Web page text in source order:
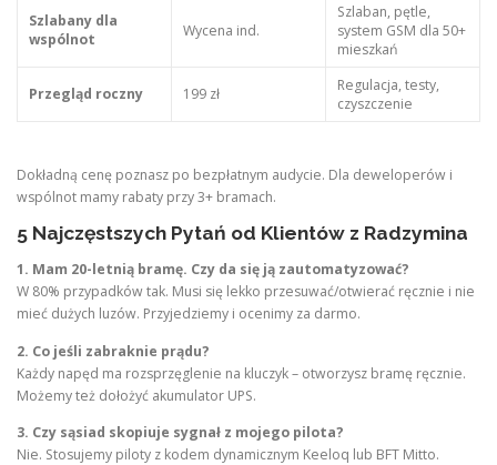
Szlabany dla
wspólnot
Wycena ind.
Szlaban, pętle,
system GSM dla 50+
mieszkań
Przegląd roczny 199 zł
Regulacja, testy,
czyszczenie
Dokładną cenę poznasz po bezpłatnym audycie. Dla deweloperów i
wspólnot mamy rabaty przy 3+ bramach.
5 Najczęstszych Pytań od Klientów z Radzymina
1. Mam 20-letnią bramę. Czy da się ją zautomatyzować?
W 80% przypadków tak. Musi się lekko przesuwać/otwierać ręcznie i nie
mieć dużych luzów. Przyjedziemy i ocenimy za darmo.
2. Co jeśli zabraknie prądu?
Każdy napęd ma rozsprzęglenie na kluczyk – otworzysz bramę ręcznie.
Możemy też dołożyć akumulator UPS.
3. Czy sąsiad skopiuje sygnał z mojego pilota?
Nie. Stosujemy piloty z kodem dynamicznym Keeloq lub BFT Mitto.